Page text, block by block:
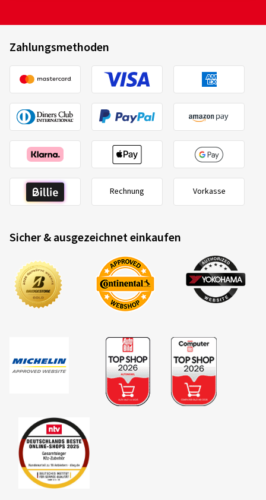
Zahlungsmethoden
Rechnung Vorkasse
Sicher & ausgezeichnet einkaufen